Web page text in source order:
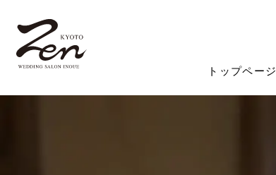
トップページ